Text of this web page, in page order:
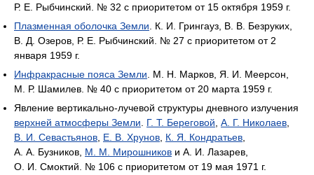
Р. Е. Рыбчинский. № 32 с приоритетом от 15 октября 1959 г.
Плазменная оболочка Земли . К. И. Грингауз, В. В. Безруких,
В. Д. Озеров, Р. Е. Рыбчинский. № 27 с приоритетом от 2
января 1959 г.
Инфракрасные пояса Земли . М. Н. Марков, Я. И. Меерсон,
М. Р. Шамилев. № 40 с приоритетом от 20 марта 1959 г.
Явление вертикально-лучевой структуры дневного излучения
верхней атмосферы Земли
Г. Т. Береговой А. Г. Николаев
В. И. Севастьянов Е. В. Хрунов К. Я. Кондратьев
А. А. Бузников, М. М. Мирошников и А. И. Лазарев,
О. И. Смоктий. № 106 с приоритетом от 19 мая 1971 г.